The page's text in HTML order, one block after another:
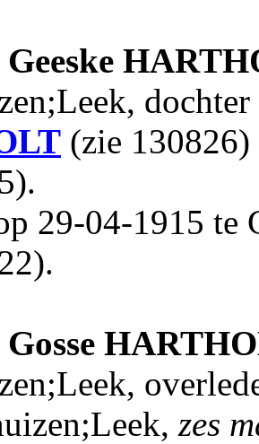
Geeske
(zie
29-04-1915 te
Gosse
zes